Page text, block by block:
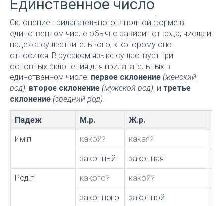
Единственное число
Склонение прилагательного в полной форме в
единственном числе обычно зависит от рода, числа и
падежа существительного, к которому оно
относится. В русском языке существует три
основных склонения для прилагательных в
единственном числе: первое склонение (женский
род), второе склонение (мужской род), и третье
склонение (средний род).
Падеж М.р. Ж.р.
Им.п какой? какая?
законный законная
Род.п какого? какой?
законного законной